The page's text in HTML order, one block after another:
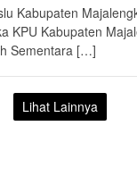
Kabupaten
KPU Kabupaten
Sementara […]
Lihat Lainnya